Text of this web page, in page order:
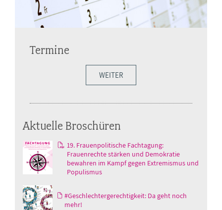
Termine
WEITER
Aktuelle Broschüren
19. Frauenpolitische Fachtagung:
Frauenrechte stärken und Demokratie
bewahren im Kampf gegen Extremismus und
Populismus
#Geschlechtergerechtigkeit: Da geht noch
mehr!